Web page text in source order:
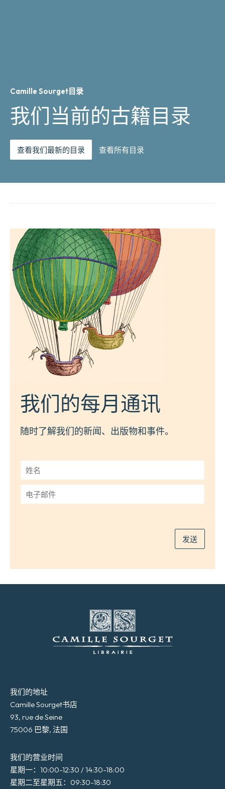
Camille Sourget目录
我们当前的古籍目录
查看我们最新的目录 查看所有目录
我们的每月通讯
随时了解我们的新闻、出版物和事件。
姓
名
*
子
发送
我们的地址
Camille Sourget书店
93, rue de Seine
75006 巴黎, 法国
我们的营业时间
星期一：10:00-12:30 / 14:30-18:00
星期二至星期五：09:30-18:30